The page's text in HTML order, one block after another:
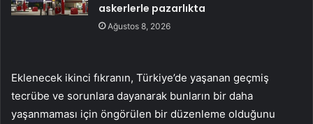
askerlerle pazarlıkta
Ağustos 8, 2026
Eklenecek ikinci fıkranın, Türkiye’de yaşanan geçmiş
tecrübe ve sorunlara dayanarak bunların bir daha
yaşanmaması için öngörülen bir düzenleme olduğunu